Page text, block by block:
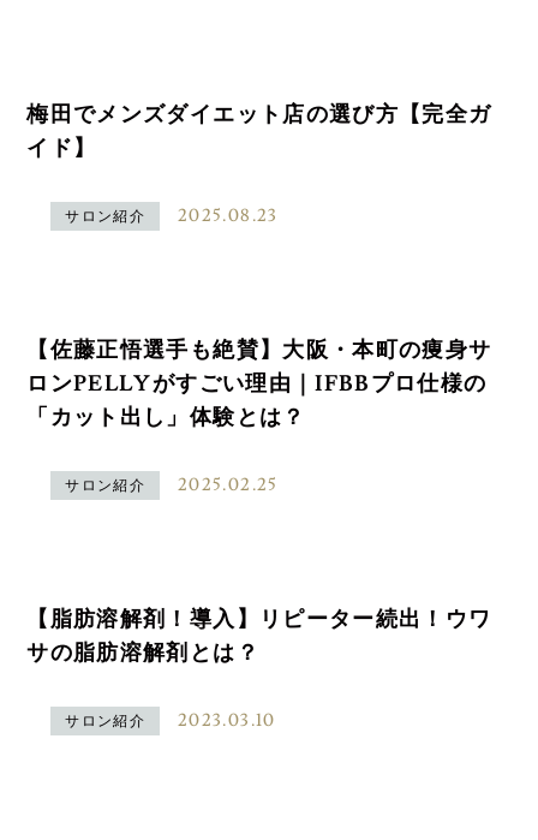
梅田でメンズダイエット店の選び方【完全ガ
イド】
サロン紹介 2025.08.23
【佐藤正悟選手も絶賛】大阪・本町の痩身サ
ロンPELLYがすごい理由｜IFBBプロ仕様の
「カット出し」体験とは？
サロン紹介 2025.02.25
【脂肪溶解剤！導入】リピーター続出！ウワ
サの脂肪溶解剤とは？
サロン紹介 2023.03.10